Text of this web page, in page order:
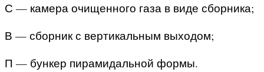
С — камера очищенного газа в виде сборника;
В — сборник с вертикальным выходом;
П — бункер пирамидальной формы.